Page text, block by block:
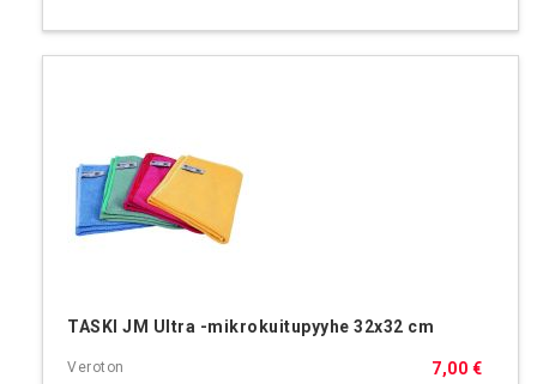
TASKI JM Ultra -mikrokuitupyyhe 32x32 cm
7,00 €